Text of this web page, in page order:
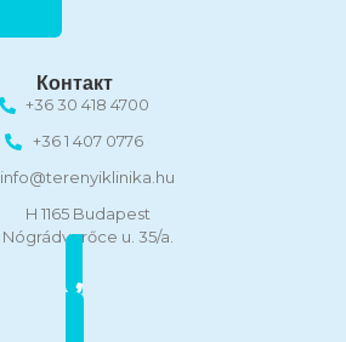
Контакт
+36 30 418 4700
+36 1 407 0776
info@terenyiklinika.hu
H 1165 Budapest
Nógrádverőce u. 35/a.